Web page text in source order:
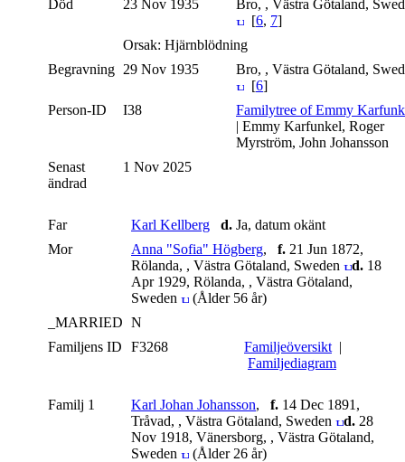
Död
23 Nov 1935
Bro, , Västra Götaland,
[6, 7]
Orsak: Hjärnblödning
Begravning 29 Nov 1935
Bro, , Västra Götaland,
[6]
Person-ID
I38
Familytree of Emmy
| Emmy Karfunkel, Roger
Myrström, John Johansson
Senast
ändrad
1 Nov 2025
Far Karl Kellberg d. Ja, datum okänt
Mor
Anna "Sofia" Högberg, f. 21 Jun 1872,
Rölanda, , Västra Götaland, Sweden
d. 18
Apr 1929, Rölanda, , Västra Götaland,
Sweden
(Ålder 56 år)
_MARRIED N
Familjens ID
F3268 Familjeöversikt |
Familjediagram
Familj 1 Karl Johan Johansson, f. 14 Dec 1891,
Tråvad, , Västra Götaland, Sweden
d. 28
Nov 1918, Vänersborg, , Västra Götaland,
Sweden
(Ålder 26 år)